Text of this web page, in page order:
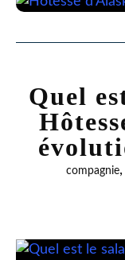
Quel
compagnie,